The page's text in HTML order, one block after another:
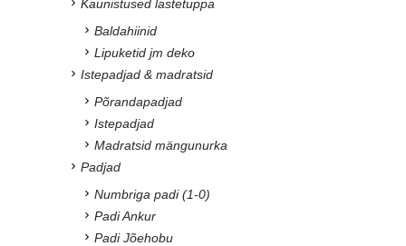
Kaunistused lastetuppa
Baldahiinid
Lipuketid jm deko
Istepadjad & madratsid
Põrandapadjad
Istepadjad
Madratsid mängunurka
Padjad
Numbriga padi (1-0)
Padi Ankur
Padi Jõehobu